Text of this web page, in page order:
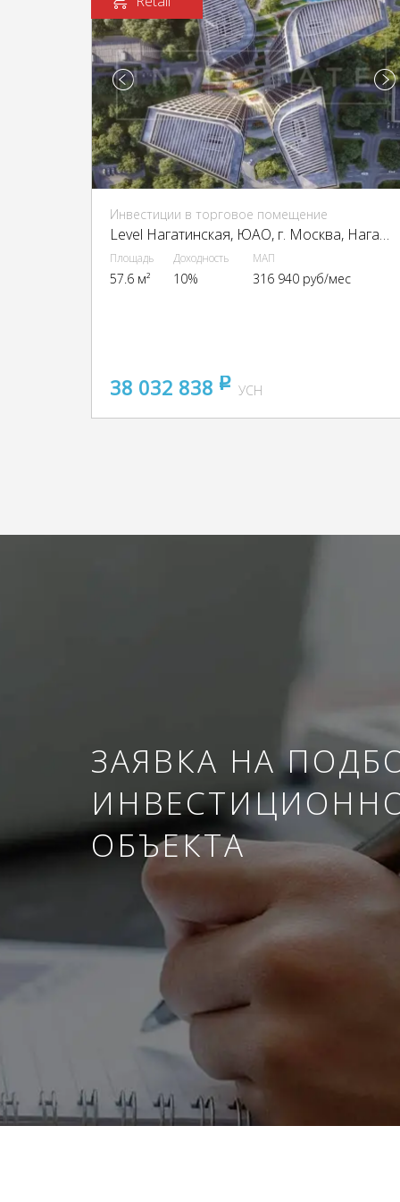
Инвестиции в торговое помещение
Level Нагатинская, ЮАО, г. Москва, Нагатинская наб., 10А
Площадь
57.6 м²
Доходность
10%
МАП
316 940 руб/мес
38 032 838 pуб
УСН
ЗАЯВКА НА
ОБЪЕКТА